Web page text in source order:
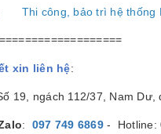
Thi công, bảo trì hệ thống
xin liên hệ:
19, ngách 112/37, Nam Dư,
: 097 749 6869 - Hotline: